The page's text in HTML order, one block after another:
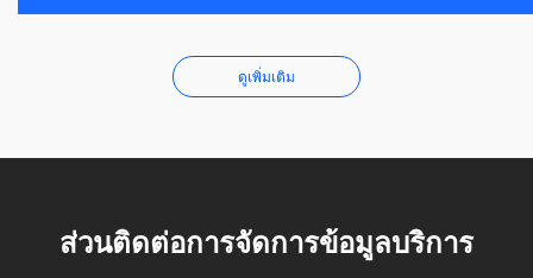
ดูเพิ่มเติม
ส่วนติดต่อการจัดการข้อมูลบริการ